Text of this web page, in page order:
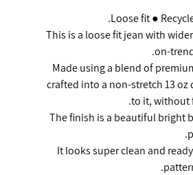
Loose fit ●
This is a loose fit jean with
on-
Made using a blend of
crafted into a non-stretch 13
to it, without
The finish is a beautiful bright
It looks super clean and